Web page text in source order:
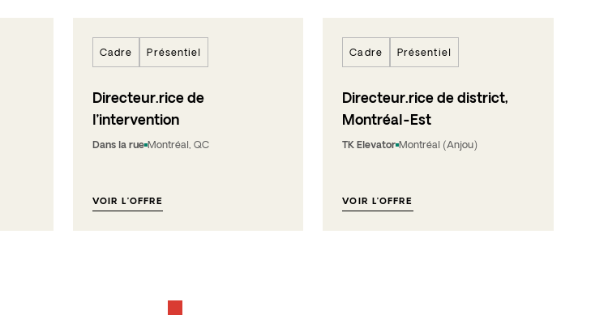
Cadre Présentiel
Directeur.rice de
l’intervention
Dans la rue Montréal, QC
VOIR L’OFFRE
Cadre Présentiel
Directeur.rice de district,
Montréal-Est
TK Elevator Montréal (Anjou)
VOIR L’OFFRE